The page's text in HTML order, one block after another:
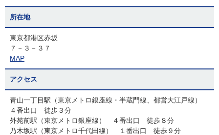
所在地
東京都港区赤坂
７－３－３７
MAP
アクセス
青山一丁目駅（東京メトロ銀座線・半蔵門線、都営大江戸線）
４番出口 徒歩３分
外苑前駅（東京メトロ銀座線） ４番出口 徒歩８分
乃木坂駅（東京メトロ千代田線） １番出口 徒歩９分